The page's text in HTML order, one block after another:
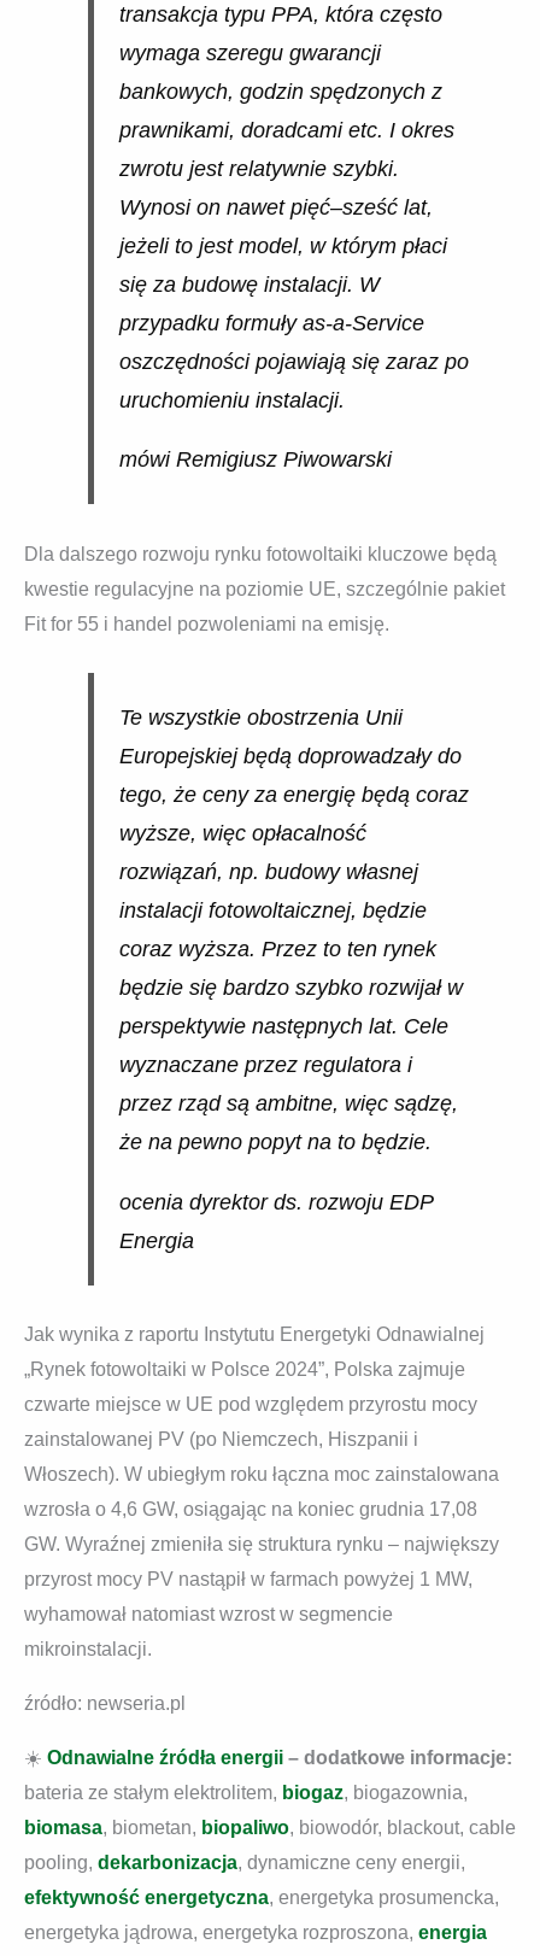
transakcja typu PPA, która często
wymaga szeregu gwarancji
bankowych, godzin spędzonych z
prawnikami, doradcami etc. I okres
zwrotu jest relatywnie szybki.
Wynosi on nawet pięć–sześć lat,
jeżeli to jest model, w którym płaci
się za budowę instalacji. W
przypadku formuły as-a-Service
oszczędności pojawiają się zaraz po
uruchomieniu instalacji.
mówi Remigiusz Piwowarski
Dla dalszego rozwoju rynku fotowoltaiki kluczowe będą
kwestie regulacyjne na poziomie UE, szczególnie pakiet
Fit for 55 i handel pozwoleniami na emisję.
Te wszystkie obostrzenia Unii
Europejskiej będą doprowadzały do
tego, że ceny za energię będą coraz
wyższe, więc opłacalność
rozwiązań, np. budowy własnej
instalacji fotowoltaicznej, będzie
coraz wyższa. Przez to ten rynek
będzie się bardzo szybko rozwijał w
perspektywie następnych lat. Cele
wyznaczane przez regulatora i
przez rząd są ambitne, więc sądzę,
że na pewno popyt na to będzie.
ocenia dyrektor ds. rozwoju EDP
Energia
Jak wynika z raportu Instytutu Energetyki Odnawialnej
„Rynek fotowoltaiki w Polsce 2024”, Polska zajmuje
czwarte miejsce w UE pod względem przyrostu mocy
zainstalowanej PV (po Niemczech, Hiszpanii i
Włoszech). W ubiegłym roku łączna moc zainstalowana
wzrosła o 4,6 GW, osiągając na koniec grudnia 17,08
GW. Wyraźnej zmieniła się struktura rynku – największy
przyrost mocy PV nastąpił w farmach powyżej 1 MW,
wyhamował natomiast wzrost w segmencie
mikroinstalacji.
źródło: newseria.pl
☀️ Odnawialne źródła energii – dodatkowe informacje:
bateria ze stałym elektrolitem, biogaz, biogazownia,
biomasa, biometan, biopaliwo, biowodór, blackout, cable
pooling, dekarbonizacja, dynamiczne ceny energii,
efektywność energetyczna, energetyka prosumencka,
energetyka jądrowa, energetyka rozproszona, energia